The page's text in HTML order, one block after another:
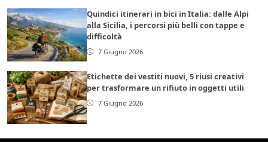
Quindici itinerari in bici in Italia: dalle Alpi
alla Sicilia, i percorsi più belli con tappe e
difficoltà
7 Giugno 2026
Etichette dei vestiti nuovi, 5 riusi creativi
per trasformare un rifiuto in oggetti utili
7 Giugno 2026